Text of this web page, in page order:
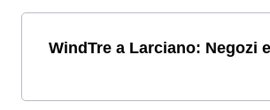
WindTre a Larciano: Negozi